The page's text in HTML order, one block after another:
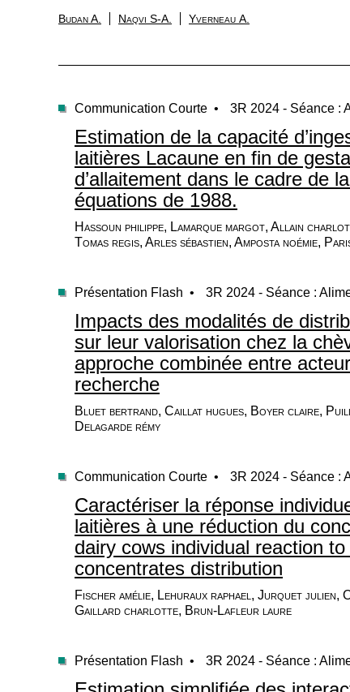
Budan A. Naqvi S-A. Yverneau A.
Communication Courte • 3R 2024 - Séance :
Estimation de la capacité
laitières Lacaune en fin de
d’allaitement dans le cadre de
équations de 1988.
Hassoun philippe, Lamarque margot, Allain
Tomas regis, Arles sébastien, Amposta noémie,
Présentation Flash • 3R 2024 - Séance :
Impacts des modalités de
sur leur valorisation chez la
approche combinée entre
recherche
Bluet bertrand, Caillat hugues, Boyer claire,
Delagarde rémy
Communication Courte • 3R 2024 - Séance :
Caractériser la réponse
laitières à une réduction du
dairy cows individual reaction
concentrates distribution
Fischer amélie, Lehuraux raphael, Jurquet julien,
Gaillard charlotte, Brun-Lafleur laure
Présentation Flash • 3R 2024 - Séance :